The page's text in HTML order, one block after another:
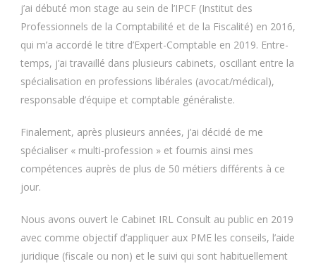
j’ai débuté mon stage au sein de l’IPCF (Institut des
Professionnels de la Comptabilité et de la Fiscalité) en 2016,
qui m’a accordé le titre d’Expert-Comptable en 2019. Entre-
temps, j’ai travaillé dans plusieurs cabinets, oscillant entre la
spécialisation en professions libérales (avocat/médical),
responsable d’équipe et comptable généraliste.
Finalement, après plusieurs années, j’ai décidé de me
spécialiser « multi-profession » et fournis ainsi mes
compétences auprès de plus de 50 métiers différents à ce
jour.
Nous avons ouvert le Cabinet IRL Consult au public en 2019
avec comme objectif d’appliquer aux PME les conseils, l’aide
juridique (fiscale ou non) et le suivi qui sont habituellement